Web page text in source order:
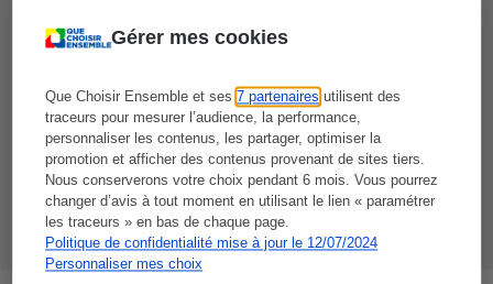
Gérer mes cookies
Que Choisir Ensemble et ses7 partenaires utilisent des
traceurs pour mesurer l’audience, la performance,
personnaliser les contenus, les partager, optimiser la
promotion et afficher des contenus provenant de sites tiers.
Nous conserverons votre choix pendant 6 mois. Vous pourrez
changer d’avis à tout moment en utilisant le lien « paramétrer
les traceurs » en bas de chaque page.
Politique de confidentialité mise à jour le 12/07/2024
Personnaliser mes choix